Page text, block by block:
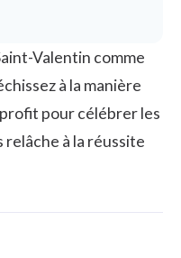
Valentin comme
à la manière
pour célébrer les
à la réussite